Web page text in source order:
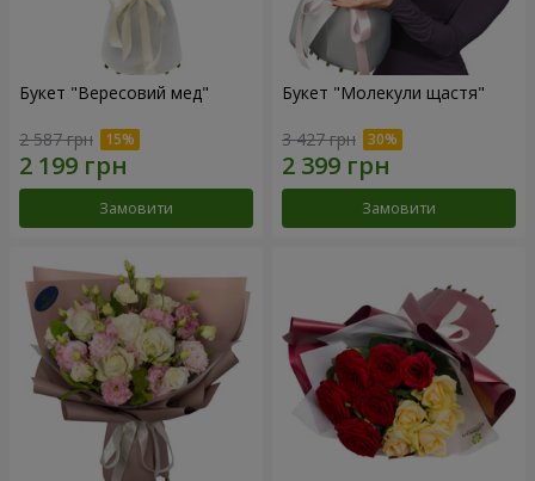
Букет "Вересовий мед"
2 587 грн
Замовити
Букет "Молекули щастя"
3 427 грн
Замовити